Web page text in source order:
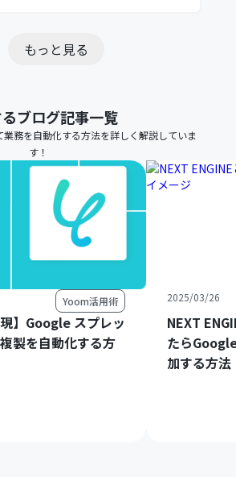
もっと見る
ブログ記事一覧
務を自動化する方法を詳しく解説していま
す！
Yoom活用術
】Google スプレッ
製を自動化する方
2025/03/26
NEXT
たら
加する方法